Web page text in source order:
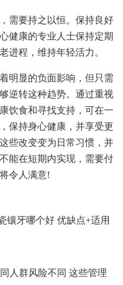
需要持之以恒。保持良好
健康的专业人士保持定期
进程，维持年轻活力。
明显的负面影响，但只需
逆转这种趋势。通过重视
饮食和寻找支持，可在一
保持身心健康，并享受更
些改变变为日常习惯，并
能在短期内实现，需要付
令人满意!
镶牙哪个好 优缺点+适用
人群风险不同 这些管理